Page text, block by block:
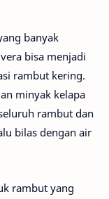
banyak
bisa menjadi
rambut kering.
minyak kelapa
rambut dan
bilas dengan air
rambut yang